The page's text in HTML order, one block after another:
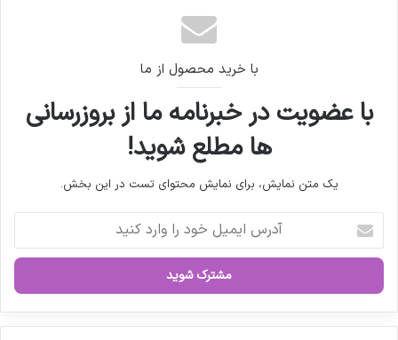
جامعه پزشکی از تجویز داروهای جدید خارج از
فهرست دارویی کشور پرهیز کند
با خرید محصول از ما
با عضویت در خبرنامه ما از بروزرسانی
ها مطلع شوید!
یک متن نمایش، برای نمایش محتوای تست در این بخش.
ر
ا
ی